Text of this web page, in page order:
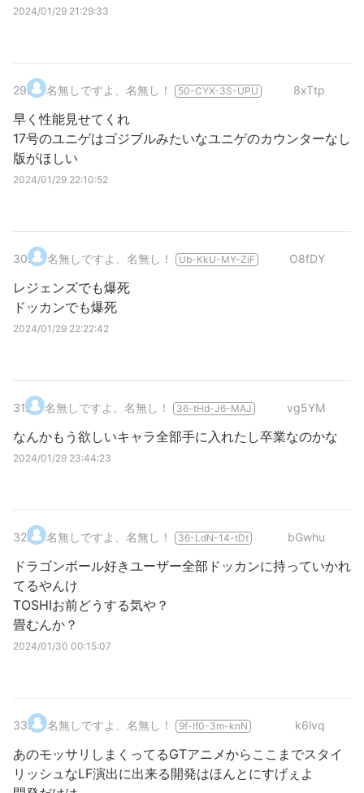
2024/01/29 21:29:33
29. 名無しですよ、名無し！ 50-CYX-3S-UPU 8xTtp
早く性能見せてくれ
17号のユニゲはゴジブルみたいなユニゲのカウンターなし
版がほしい
2024/01/29 22:10:52
30. 名無しですよ、名無し！ Ub-KkU-MY-ZiF O8fDY
レジェンズでも爆死
ドッカンでも爆死
2024/01/29 22:22:42
31. 名無しですよ、名無し！ 36-tHd-J6-MAJ vg5YM
なんかもう欲しいキャラ全部手に入れたし卒業なのかな
2024/01/29 23:44:23
32. 名無しですよ、名無し！ 36-LdN-14-tDt bGwhu
ドラゴンボール好きユーザー全部ドッカンに持っていかれ
てるやんけ
TOSHIお前どうする気や？
畳むんか？
2024/01/30 00:15:07
33. 名無しですよ、名無し！ 9f-If0-3m-knN k6lvq
あのモッサリしまくってるGTアニメからここまでスタイ
リッシュなLF演出に出来る開発はほんとにすげぇよ